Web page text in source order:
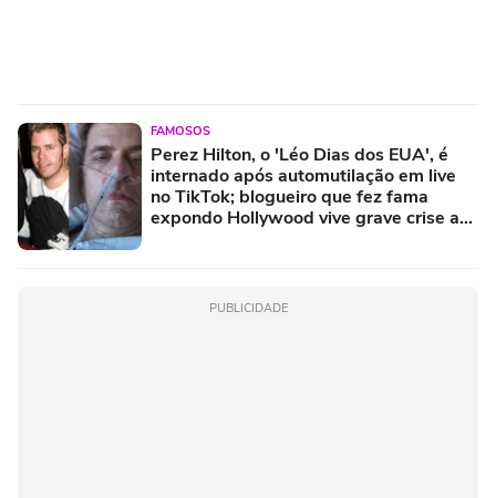
FAMOSOS
Perez Hilton, o 'Léo Dias dos EUA', é
internado após automutilação em live
no TikTok; blogueiro que fez fama
expondo Hollywood vive grave crise aos
PUBLICIDADE